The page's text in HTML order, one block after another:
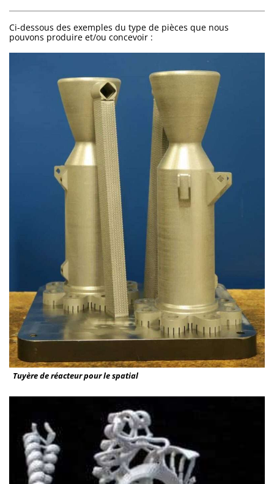
Ci-dessous des exemples du type de pièces que nous
pouvons produire et/ou concevoir :
Tuyère de réacteur pour le spatial